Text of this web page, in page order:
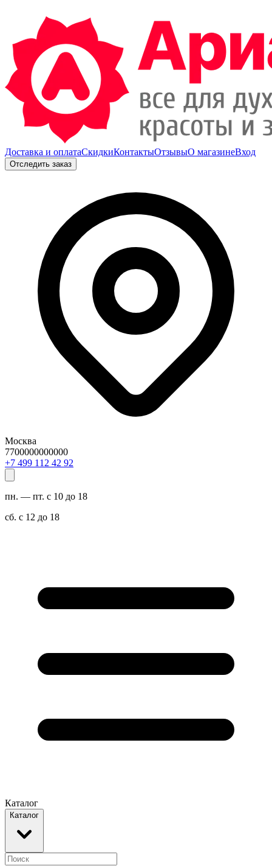
Доставка и оплатаСкидкиКонтактыОтзывыО магазинеВход
Отследить заказ
Москва
7700000000000
29 24 211 994 7+
пн. — пт. с 10 до 18
сб. с 12 до 18
Каталог
Каталог